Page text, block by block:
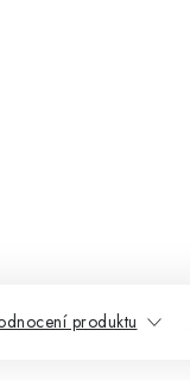
produktu